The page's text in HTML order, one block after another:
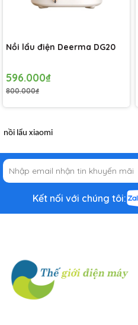
Nồi lẩu điện Deerma DG20
596.000₫
800.000₫
nồi lẩu xiaomi
Kết nối với chúng tôi: